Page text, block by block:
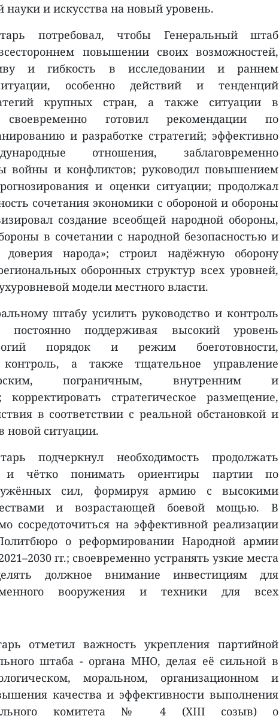
науки и искусства на новый уровень.
потребовал, чтобы Генеральный штаб
повышении своих возможностей,
и гибкость в исследовании и раннем
особенно действий и тенденций
крупных стран, а также ситуации в
готовил рекомендации по
и разработке стратегий; эффективно
отношения, заблаговременно
войны и конфликтов; руководил повышением
и оценки ситуации; продолжал
сочетания экономики с обороной и обороны
создание всеобщей народной обороны,
в сочетании с народной безопасностью и
доверия народа»; строил надёжную оборону
оборонных структур всех уровней,
модели местного власти.
штабу усилить руководство и контроль
поддерживая высокий уровень
порядок и режим боеготовности,
а также тщательное управление
пограничным, внутренним и
корректировать стратегическое размещение,
в соответствии с реальной обстановкой и
новой ситуации.
подчеркнул необходимость продолжать
и чётко понимать ориентиры партии по
сил, формируя армию с высокими
и возрастающей боевой мощью. В
сосредоточиться на эффективной реализации
о реформировании Народной армии
гг.; своевременно устранять узкие места
должное внимание инвестициям для
вооружения и техники для всех
отметил важность укрепления партийной
штаба - органа МНО, делая её сильной в
моральном, организационном и
качества и эффективности выполнения
комитета № 4 (XIII созыв) о